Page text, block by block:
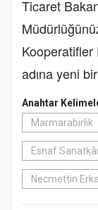
Ticaret
Kooperatifler
adına yeni
Anahtar
Marmarabirlik
Esnaf
Necmettin